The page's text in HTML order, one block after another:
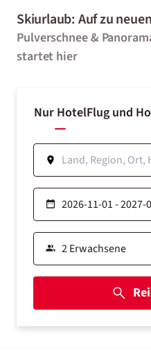
Skiurlaub: Auf zu
Pulverschnee &
startet hier
Nur HotelFlug und